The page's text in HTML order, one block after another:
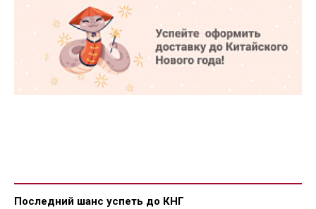
Последний шанс успеть до КНГ